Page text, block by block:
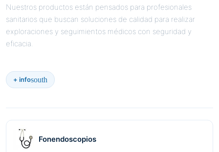
Nuestros productos están pensados para profesionales
sanitarios que buscan soluciones de calidad para realizar
exploraciones y seguimientos médicos con seguridad y
eficacia.
+ infosouth
Fonendoscopios